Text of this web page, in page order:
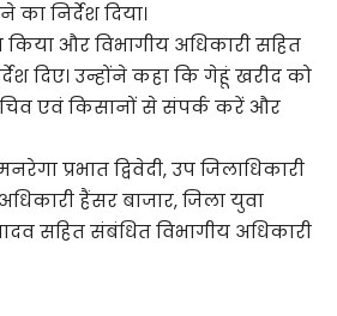
निर्देश दिया।
किया और विभागीय अधिकारी सहित
दिए। उन्होंने कहा कि गेहूं खरीद को
एवं किसानों से संपर्क करें और
प्रभात द्विवेदी, उप जिलाधिकारी
हैंसर बाजार, जिला युवा
सहित संबंधित विभागीय अधिकारी